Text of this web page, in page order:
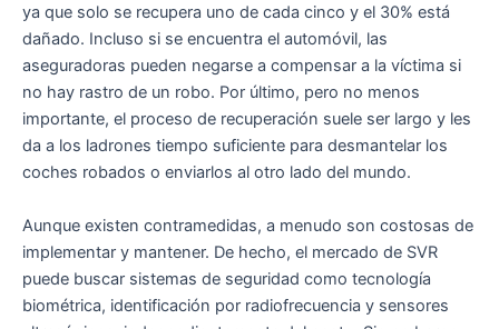
ya que solo se recupera uno de cada cinco y el 30% está
dañado. Incluso si se encuentra el automóvil, las
aseguradoras pueden negarse a compensar a la víctima si
no hay rastro de un robo. Por último, pero no menos
importante, el proceso de recuperación suele ser largo y les
da a los ladrones tiempo suficiente para desmantelar los
coches robados o enviarlos al otro lado del mundo.
Aunque existen contramedidas, a menudo son costosas de
implementar y mantener. De hecho, el mercado de SVR
puede buscar sistemas de seguridad como tecnología
biométrica, identificación por radiofrecuencia y sensores